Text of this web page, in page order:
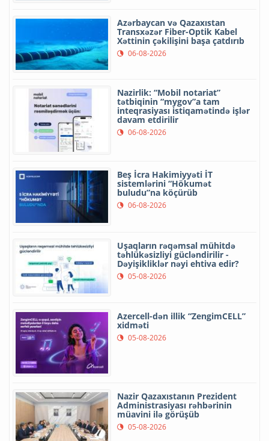
Azərbaycan və Qazaxıstan
Transxəzər Fiber-Optik Kabel
Xəttinin çəkilişini başa çatdırıb
06-08-2026
Nazirlik: “Mobil notariat”
tətbiqinin “mygov”a tam
inteqrasiyası istiqamətində işlər
davam etdirilir
06-08-2026
Beş İcra Hakimiyyəti İT
sistemlərini “Hökumət
buludu”na köçürüb
06-08-2026
Uşaqların rəqəmsal mühitdə
təhlükəsizliyi gücləndirilir -
Dəyişikliklər nəyi ehtiva edir?
05-08-2026
Azercell-dən illik “ZengimCELL”
xidməti
05-08-2026
Nazir Qazaxıstanın Prezident
Administrasiyası rəhbərinin
müavini ilə görüşüb
05-08-2026